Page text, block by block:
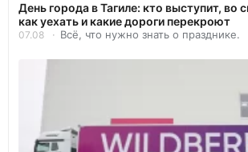
День города в Тагиле: кто выступит, во
как уехать и какие дороги перекроют
07.08 Всё, что нужно знать о празднике.